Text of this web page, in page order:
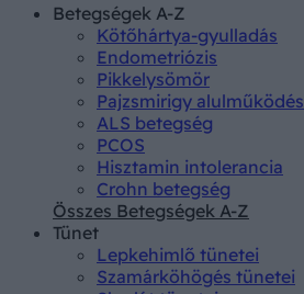
Betegségek A-Z
Kötőhártya-gyulladás
Endometriózis
Pikkelysömör
Pajzsmirigy alulműködés
ALS betegség
PCOS
Hisztamin intolerancia
Crohn betegség
Összes Betegségek A-Z
Tünet
Lepkehimlő tünetei
Szamárköhögés tünetei